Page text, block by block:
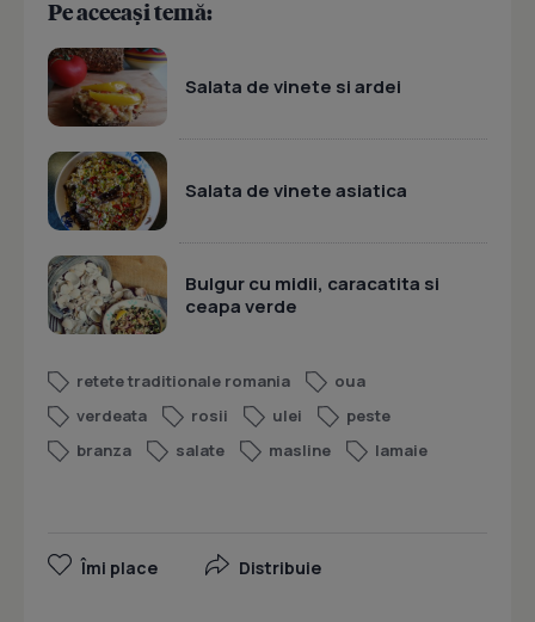
Pe aceeași temă:
Salata de vinete si ardei
Salata de vinete asiatica
Bulgur cu midii, caracatita si
ceapa verde
retete traditionale romania
oua
verdeata
rosii ulei
peste
branza
salate masline lamaie
Îmi place Distribuie